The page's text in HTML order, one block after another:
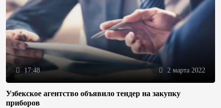
17:48 2 марта 2022
Узбекское агентство объявило тендер на закупку
приборов